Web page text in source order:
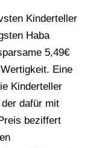
Kinderteller
Haba
5,49€
Eine
Kinderteller
dafür mit
beziffert